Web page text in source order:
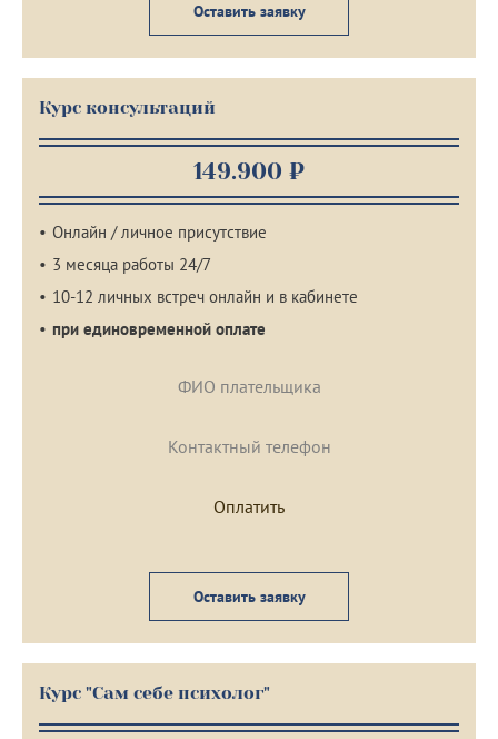
Оставить заявку
Курс консультаций
149.900 ₽
Онлайн / личное присутствие
3 месяца работы 24/7
10-12 личных встреч онлайн и в кабинете
при единовременной оплате
Оставить заявку
Курс "Сам себе психолог"